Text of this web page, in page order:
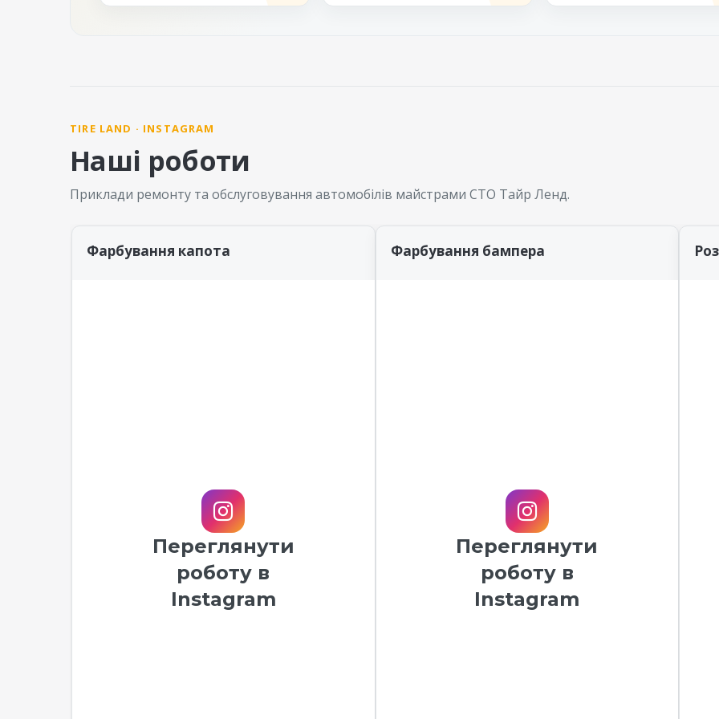
TIRE LAND · INSTAGRAM
Наші роботи
Приклади ремонту та обслуговування автомобілів майстрами СТО Тайр Ленд.
Фарбування капота
Переглянути
роботу в
Instagram
Фарбування бампера
Переглянути
роботу в
Instagram